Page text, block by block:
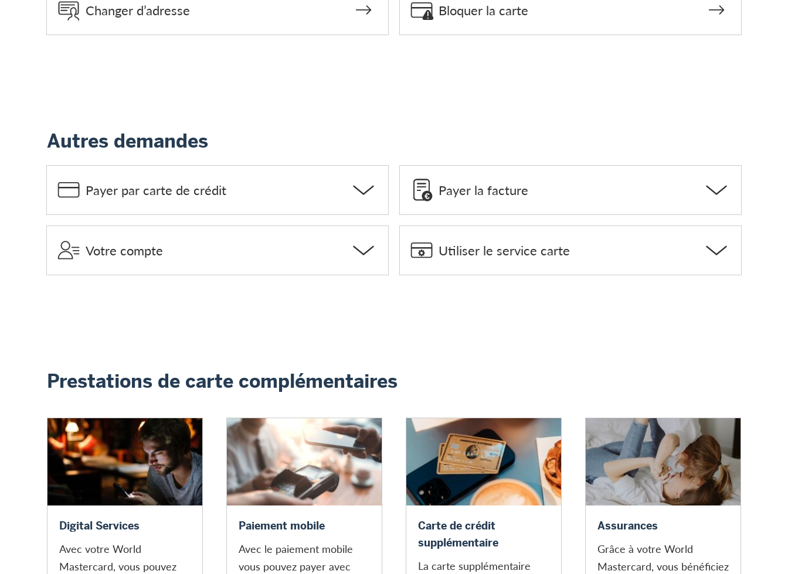
Changer d’adresse Bloquer la carte
Autres demandes
Payer par carte de crédit Payer la facture
Votre compte Utiliser le service carte
Prestations de carte complémentaires
Digital Services
Digital Services
Avec votre World
Mastercard, vous pouvez
Paiement mobile
Paiement mobile
Avec le paiement mobile
vous pouvez payer avec
Carte supplémentaire
Carte de crédit
supplémentaire
La carte supplémentaire
Assurances
Assurances
Grâce à votre World
Mastercard, vous bénéficiez